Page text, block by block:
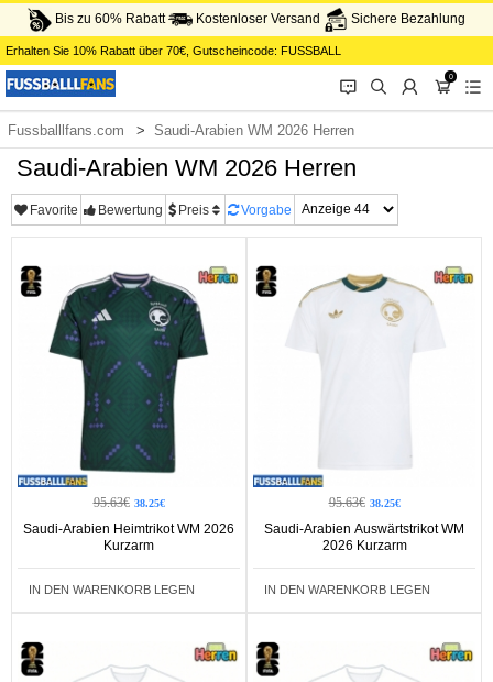
Bis zu 60% Rabatt Kostenloser Versand Sichere Bezahlung
Erhalten Sie 10% Rabatt über 70€ , Gutscheincode: FUSSBALL
󰂱 󰂨 󰃳
0
󰃦 󰃖
Fussballlfans.com Saudi-Arabien WM 2026 Herren
Saudi-Arabien WM 2026 Herren
Favorite Bewertung Preis Vorgabe
95.63€ 38.25€
Saudi-Arabien Heimtrikot WM 2026
Kurzarm
IN DEN WARENKORB LEGEN
95.63€ 38.25€
Saudi-Arabien Auswärtstrikot WM
2026 Kurzarm
IN DEN WARENKORB LEGEN